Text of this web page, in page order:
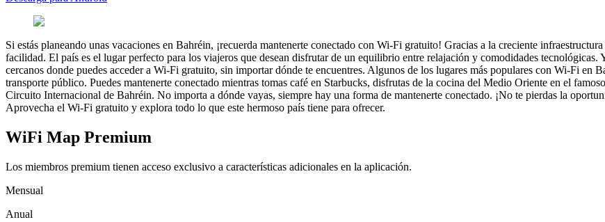
Si estás planeando unas vacaciones en Bahréin, ¡recuerda mantenerte conectado con Wi-Fi gratuito! Gracias a la creciente
facilidad. El país es el lugar perfecto para los viajeros que desean disfrutar de un equilibrio entre relajación y comodidades
cercanos donde puedes acceder a Wi-Fi gratuito, sin importar dónde te encuentres. Algunos de los lugares más populares con Wi-Fi en
transporte público. Puedes mantenerte conectado mientras tomas café en Starbucks, disfrutas de la cocina del Medio Oriente en el
Circuito Internacional de Bahréin. No importa a dónde vayas, siempre hay una forma de mantenerte conectado. ¡No te pierdas la
Aprovecha el Wi-Fi gratuito y explora todo lo que este hermoso país tiene para ofrecer.
WiFi Map Premium
Los miembros premium tienen acceso exclusivo a características adicionales en la aplicación.
Mensual
Anual